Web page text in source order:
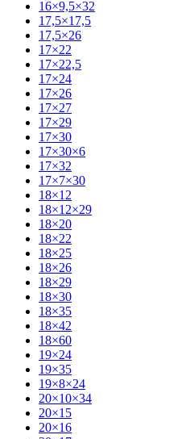
16×9,5×32
17,5×17,5
17,5×26
17×22
17×22,5
17×24
17×26
17×27
17×29
17×30
17×30×6
17×32
17×7×30
18×12
18×12×29
18×20
18×22
18×25
18×26
18×29
18×30
18×35
18×42
18×60
19×24
19×35
19×8×24
20×10×34
20×15
20×16